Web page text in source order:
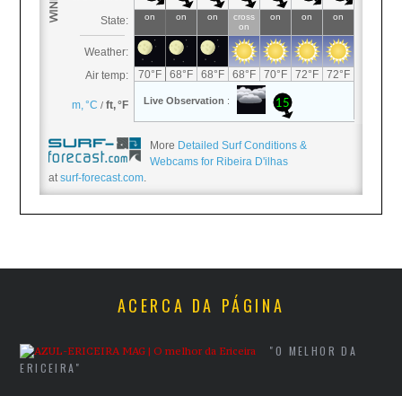
More Detailed Surf Conditions &
Webcams for Ribeira D'ilhas
atsurf-forecast.com.
ACERCA DA PÁGINA
"O MELHOR DA
ERICEIRA"